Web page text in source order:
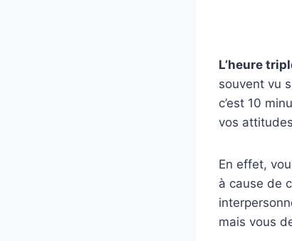
L’heure
souvent vu
c’est 10
vos
En effet,
à cause de
mais vous